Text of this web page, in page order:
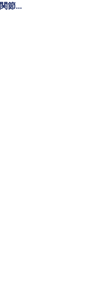
関節...